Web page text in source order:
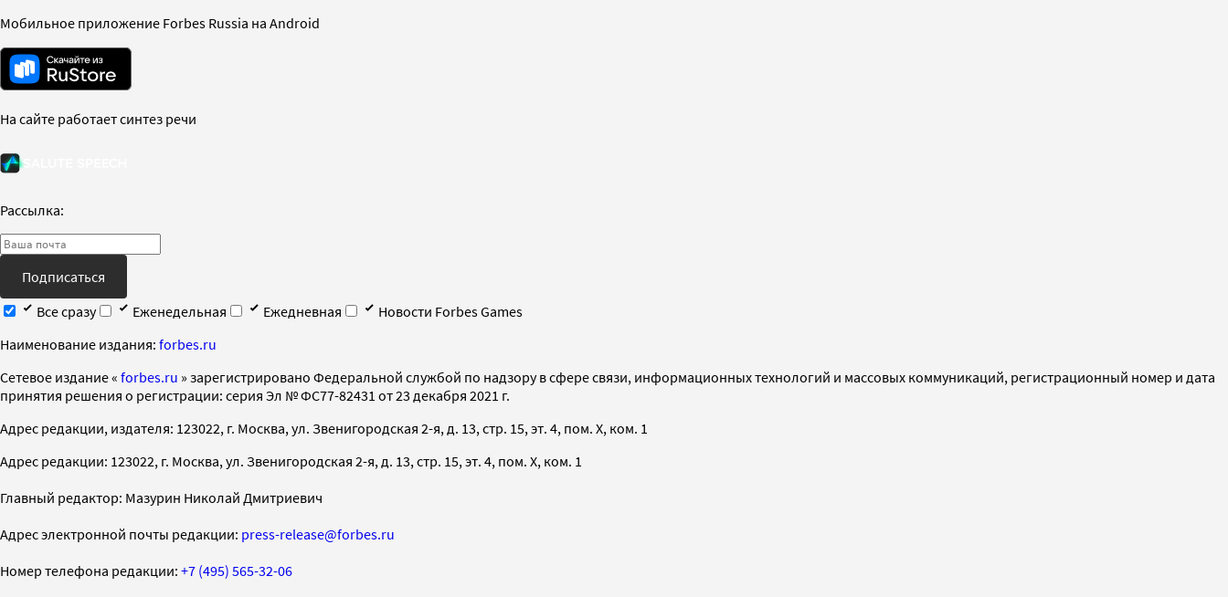
Мобильное приложение Forbes Russia на Android
На сайте работает синтез речи
Рассылка:
Подписаться
Все сразу
Еженедельная Ежедневная
Новости Forbes Games
Наименование издания: forbes.ru
Cетевое издание « forbes.ru » зарегистрировано Федеральной службой по надзору в сфере связи, информационных технологий и массовых коммуникаций, регистрационный номер и дата
принятия решения о регистрации: серия Эл № ФС77-82431 от 23 декабря 2021 г.
Адрес редакции, издателя: 123022, г. Москва, ул. Звенигородская 2-я, д. 13, стр. 15, эт. 4, пом. X, ком. 1
Адрес редакции: 123022, г. Москва, ул. Звенигородская 2-я, д. 13, стр. 15, эт. 4, пом. X, ком. 1
Главный редактор: Мазурин Николай Дмитриевич
Адрес электронной почты редакции: press-release@forbes.ru
Номер телефона редакции: +7 (495) 565-32-06